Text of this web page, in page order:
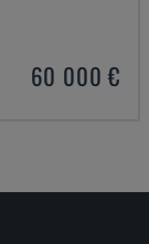
60 000 €